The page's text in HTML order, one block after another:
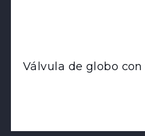
Válvula de globo